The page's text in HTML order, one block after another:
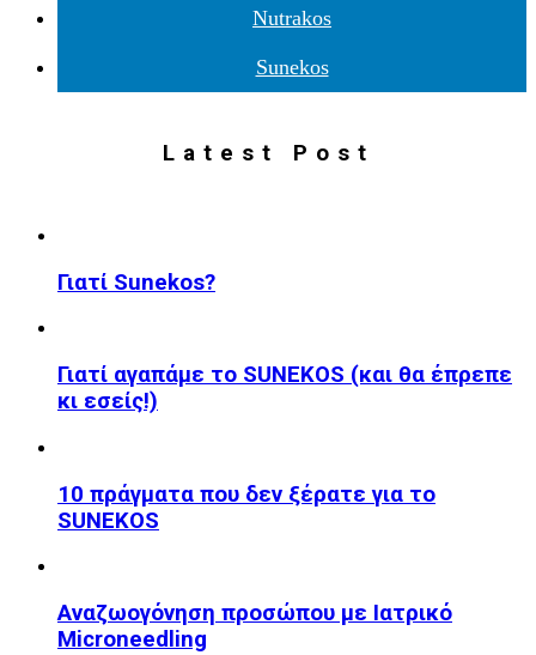
Nutrakos
Sunekos
Latest Post
Γιατί Sunekos?
Γιατί αγαπάμε το SUNEKOS (και θα έπρεπε
κι εσείς!)
10 πράγματα που δεν ξέρατε για το
SUNEKOS
Αναζωογόνηση προσώπου με Ιατρικό
Microneedling